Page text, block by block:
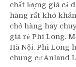
chất lượng giá cả
hàng rất khó
chở hàng hay
giá rẻ Phi Long.
Hà Nội. Phi Long
chung cư Anland